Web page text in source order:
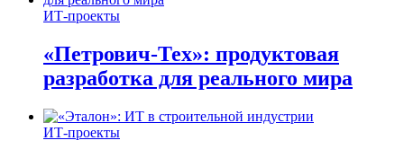
ИТ-проекты
«Петрович-Тех»: продуктовая
разработка для реального мира
ИТ-проекты